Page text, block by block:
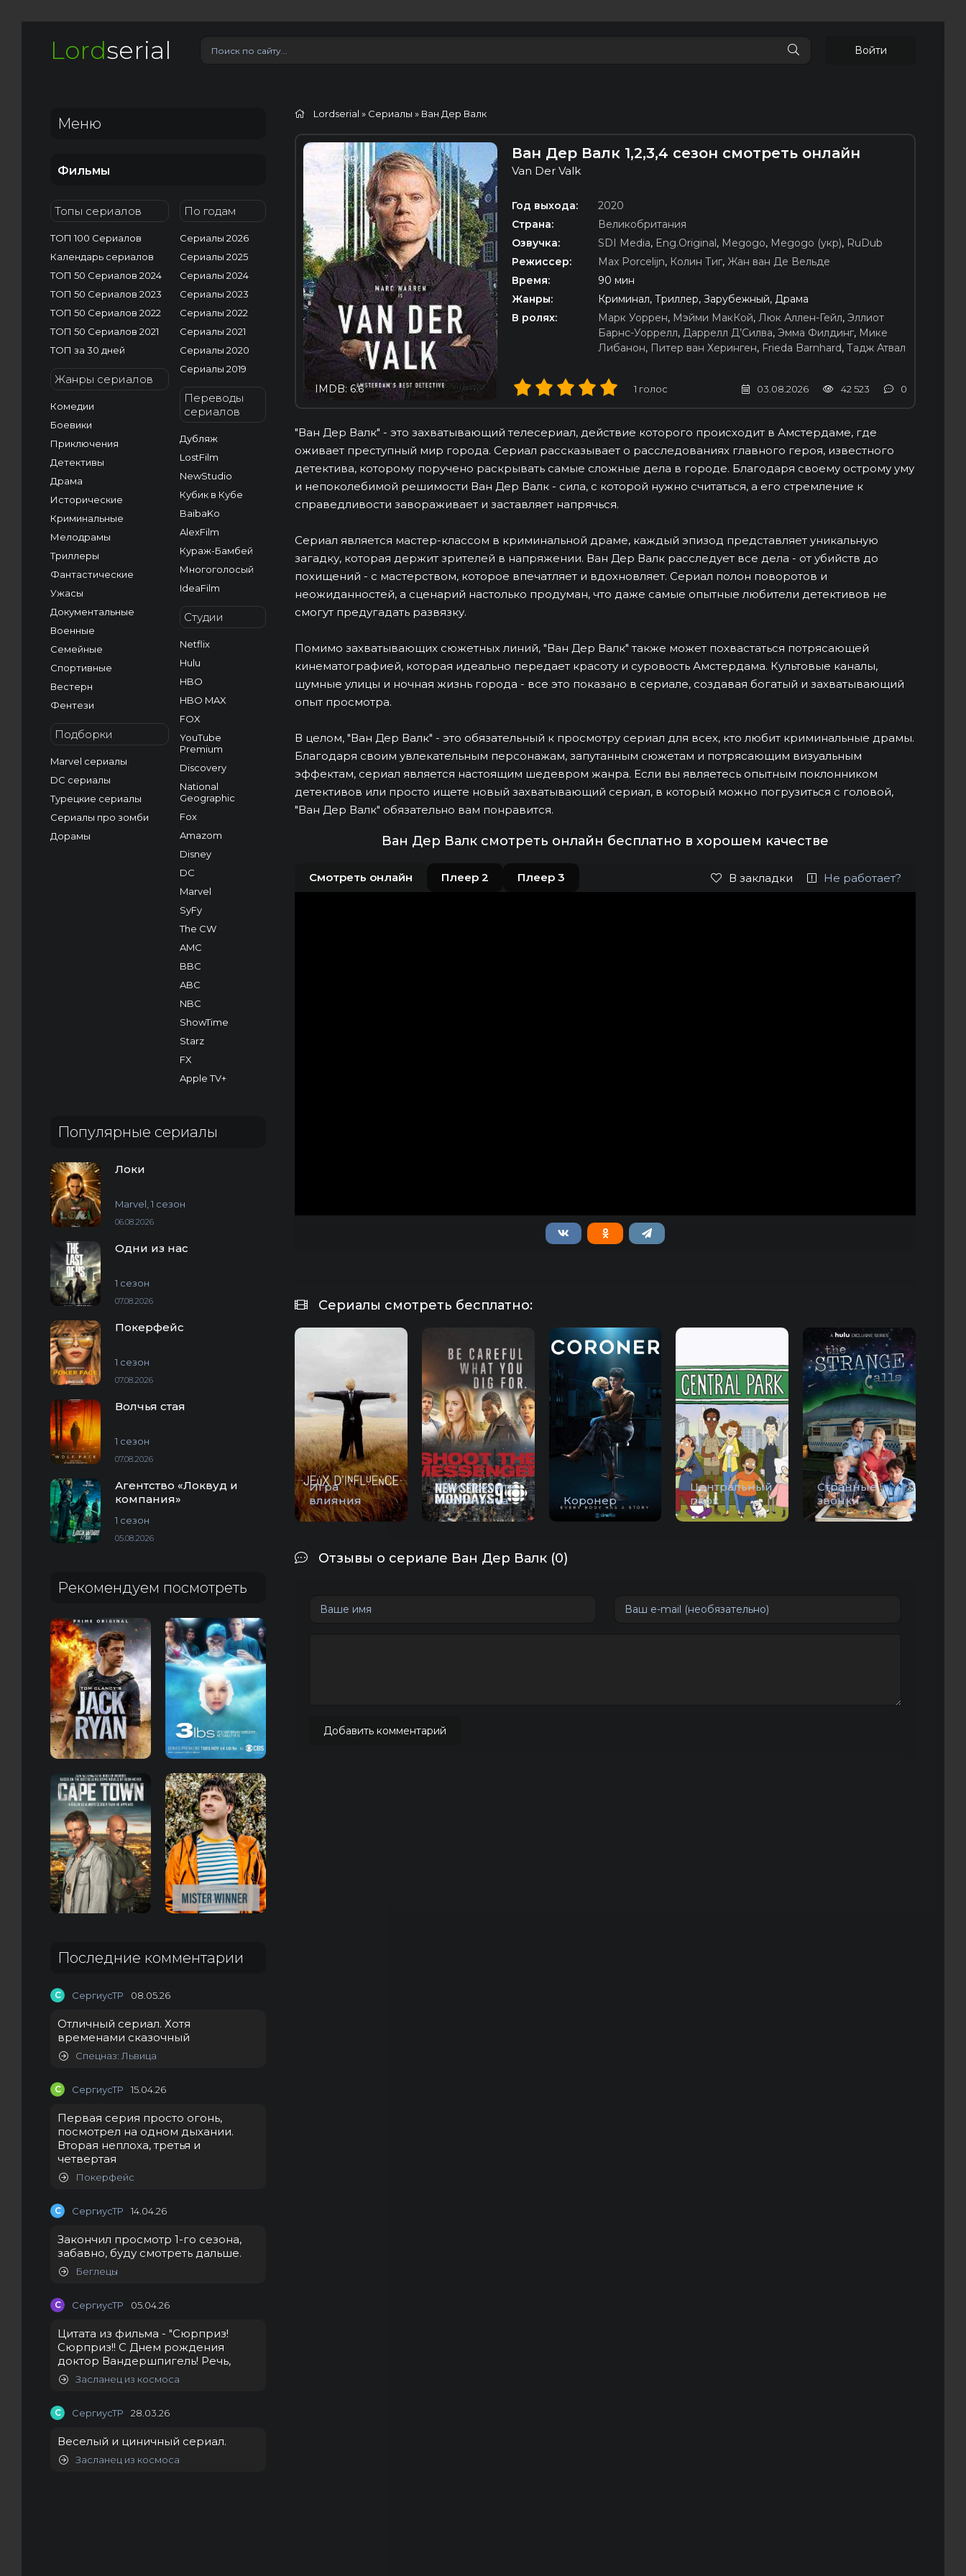
Lordserial Войти
Меню
Фильмы
Топы сериалов
ТОП 100 Сериалов
Календарь сериалов
ТОП 50 Сериалов 2024
ТОП 50 Сериалов 2023
ТОП 50 Сериалов 2022
ТОП 50 Сериалов 2021
ТОП за 30 дней
Жанры сериалов
Комедии
Боевики
Приключения
Детективы
Драма
Исторические
Криминальные
Мелодрамы
Триллеры
Фантастические
Ужасы
Документальные
Военные
Семейные
Спортивные
Вестерн
Фентези
Подборки
Marvel сериалы
DC сериалы
Турецкие сериалы
Сериалы про зомби
Дорамы
По годам
Сериалы 2026
Сериалы 2025
Сериалы 2024
Сериалы 2023
Сериалы 2022
Сериалы 2021
Сериалы 2020
Сериалы 2019
Переводы
сериалов
Дубляж
LostFilm
NewStudio
Кубик в Кубе
BaibaKo
AlexFilm
Кураж-Бамбей
Многоголосый
IdeaFilm
Студии
Netflix
Hulu
HBO
HBO MAX
FOX
YouTube
Premium
Discovery
National
Geographic
Fox
Amazom
Disney
DC
Marvel
SyFy
The CW
AMC
BBC
ABC
NBC
ShowTime
Starz
FX
Apple TV+
Популярные сериалы
Локи
Marvel, 1 сезон
06.08.2026
Одни из нас
1 сезон
07.08.2026
Покерфейс
1 сезон
07.08.2026
Волчья стая
1 сезон
07.08.2026
Агентство «Локвуд и
компания»
1 сезон
05.08.2026
Рекомендуем посмотреть
Последние комментарии
С СергиусТР 08.05.26
Отличный сериал. Хотя
временами сказочный
Спецназ: Львица
С СергиусТР 15.04.26
Первая серия просто огонь,
посмотрел на одном дыхании.
Вторая неплоха, третья и
четвертая
Покерфейс
С СергиусТР 14.04.26
Закончил просмотр 1-го сезона,
забавно, буду смотреть дальше.
Беглецы
С СергиусТР 05.04.26
Цитата из фильма - "Сюрприз!
Сюрприз!! С Днем рождения
доктор Вандершпигель! Речь,
Засланец из космоса
С СергиусТР 28.03.26
Веселый и циничный сериал.
Засланец из космоса
Lordserial » Сериалы » Ван Дер Валк
HD (720p)
IMDB: 6.6
Ван Дер Валк 1,2,3,4 сезон смотреть онлайн
Van Der Valk
Год выхода:
2020
Страна:
Великобритания
Озвучка:
SDI Media, Eng.Original, Megogo, Megogo (укр), RuDub
Режиссер:
Max Porcelijn, Колин Тиг, Жан ван Де Вельде
Время:
90 мин
Жанры:
Криминал, Триллер, Зарубежный, Драма
В ролях:
Марк Уоррен, Мэйми МакКой, Люк Аллен-Гейл, Эллиот
Барнс-Уоррелл, Даррелл Д’Силва, Эмма Филдинг, Мике
Либанон, Питер ван Херинген, Frieda Barnhard, Тадж Атвал
1 голос 03.08.2026 42 523 0
"Ван Дер Валк" - это захватывающий телесериал, действие которого происходит в Амстердаме, где
оживает преступный мир города. Сериал рассказывает о расследованиях главного героя, известного
детектива, которому поручено раскрывать самые сложные дела в городе. Благодаря своему острому уму
и непоколебимой решимости Ван Дер Валк - сила, с которой нужно считаться, а его стремление к
справедливости завораживает и заставляет напрячься.
Сериал является мастер-классом в криминальной драме, каждый эпизод представляет уникальную
загадку, которая держит зрителей в напряжении. Ван Дер Валк расследует все дела - от убийств до
похищений - с мастерством, которое впечатляет и вдохновляет. Сериал полон поворотов и
неожиданностей, а сценарий настолько продуман, что даже самые опытные любители детективов не
смогут предугадать развязку.
Помимо захватывающих сюжетных линий, "Ван Дер Валк" также может похвастаться потрясающей
кинематографией, которая идеально передает красоту и суровость Амстердама. Культовые каналы,
шумные улицы и ночная жизнь города - все это показано в сериале, создавая богатый и захватывающий
опыт просмотра.
В целом, "Ван Дер Валк" - это обязательный к просмотру сериал для всех, кто любит криминальные драмы.
Благодаря своим увлекательным персонажам, запутанным сюжетам и потрясающим визуальным
эффектам, сериал является настоящим шедевром жанра. Если вы являетесь опытным поклонником
детективов или просто ищете новый захватывающий сериал, в который можно погрузиться с головой,
"Ван Дер Валк" обязательно вам понравится.
Ван Дер Валк смотреть онлайн бесплатно в хорошем качестве
Смотреть онлайн Плеер 2 Плеер 3 В закладки Не работает?
Сериалы смотреть бесплатно:
Игра
влияния
Пристрелите
посланника
Коронер
Центральный
парк
Странные
звонки
Отзывы о сериале Ван Дер Валк (0)
Добавить комментарий